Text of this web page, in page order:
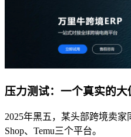
压力测试：一个真实的大
2025年黑五，某头部跨境卖家
Shop、Temu三个平台。